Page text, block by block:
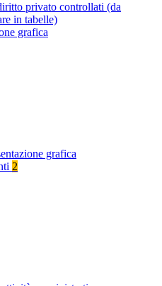
privato controllati (da
in tabelle)
grafica
grafica
2